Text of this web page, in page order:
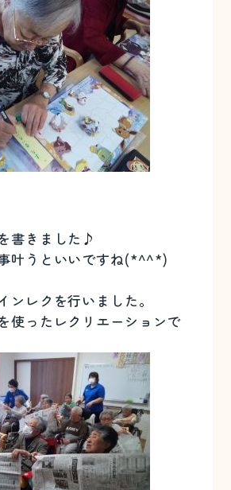
書きました♪
叶うといいですね(*^^*)
ンレクを行いました。
使ったレクリエーションで